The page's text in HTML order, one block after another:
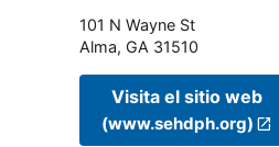
101 N Wayne St
Alma, GA 31510
Visita el sitio web
(www.sehdph.org)